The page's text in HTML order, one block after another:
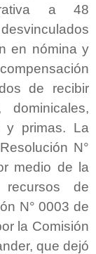
a 48
en nómina y
de recibir
y primas. La
N°
medio de la
de
N° 0003 de
la Comisión
que dejó